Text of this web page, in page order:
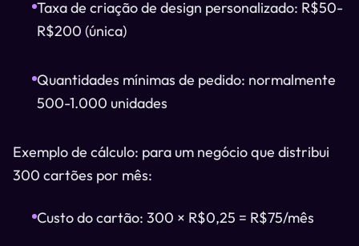
Taxa de criação de design personalizado: R$50-
R$200 (única)
Quantidades mínimas de pedido: normalmente
500-1.000 unidades
Exemplo de cálculo: para um negócio que distribui
300 cartões por mês:
Custo do cartão: 300 × R$0,25 = R$75/mês